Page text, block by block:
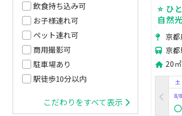
駅徒歩10分以内
飲食持ち込み可
お子様連れ可
ペット連れ可
商用撮影可
駐車場あり
こだわりをすべて表示
⭐️ ひ
自然
⭐️低
会議
京
京
20㎡
土
8/8